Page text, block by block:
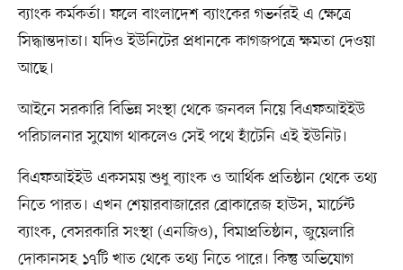
ব্যাংক কর্মকর্তা। ফলে বাংলাদেশ ব্যাংকের গভর্নরই এ ক্ষেত্রে
সিদ্ধান্তদাতা। যদিও ইউনিটের প্রধানকে কাগজপত্রে ক্ষমতা দেওয়া
আছে।
আইনে সরকারি বিভিন্ন সংস্থা থেকে জনবল নিয়ে বিএফআইইউ
পরিচালনার সুযোগ থাকলেও সেই পথে হাঁটেনি এই ইউনিট।
বিএফআইইউ একসময় শুধু ব্যাংক ও আর্থিক প্রতিষ্ঠান থেকে তথ্য
নিতে পারত। এখন শেয়ারবাজারের ব্রোকারেজ হাউস, মার্চেন্ট
ব্যাংক, বেসরকারি সংস্থা (এনজিও), বিমাপ্রতিষ্ঠান, জুয়েলারি
দোকানসহ ১৭টি খাত থেকে তথ্য নিতে পারে। কিন্তু অভিযোগ